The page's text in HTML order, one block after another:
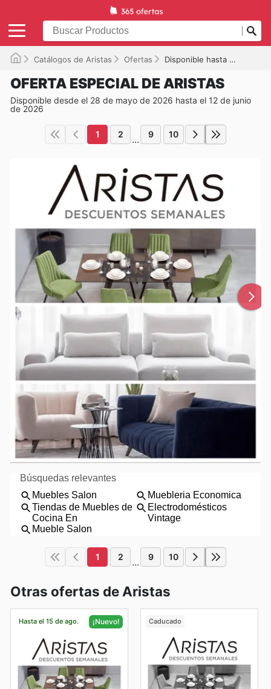
Catálogos de Aristas Ofertas Disponible hasta el 12/06/2026
OFERTA ESPECIAL DE ARISTAS
Disponible desde el 28 de mayo de 2026 hasta el 12 de junio
de 2026
1 2 ... 9 10
1 2 ... 9 10
Otras ofertas de Aristas
Hasta el 15 de ago. ¡Nuevo! Caducado